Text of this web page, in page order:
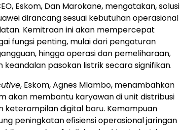
Eskom, Dan Marokane, mengatakan, solusi
dirancang sesuai kebutuhan operasional
Kemitraan ini akan mempercepat
fungsi penting, mulai dari pengaturan
hingga operasi dan pemeliharaan,
pasokan listrik secara signifikan.
, Eskom, Agnes Mlambo, menambahkan
akan membantu karyawan di unit distribusi
keterampilan digital baru. Kemampuan
peningkatan efisiensi operasional jaringan